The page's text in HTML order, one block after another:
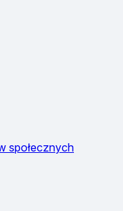
społecznych